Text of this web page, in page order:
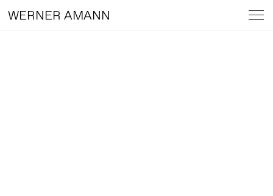
WERNER AMANN